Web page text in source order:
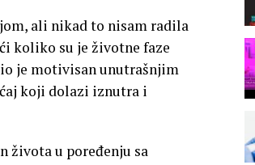
ali nikad to nisam radila
koliko su je životne faze
je motivisan unutrašnjim
koji dolazi iznutra i
života u poređenju sa